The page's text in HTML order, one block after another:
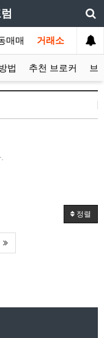
매매 거래소
법 추천 브로커 브
정렬